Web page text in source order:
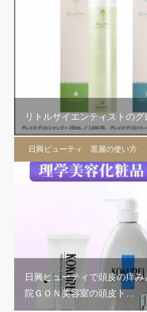
リトルサイエンティストのグ
日興ビューティ 黒麗の使い方
日興ビューティで頭皮の痒
院ＧＯＮ美容室の頭皮ト…